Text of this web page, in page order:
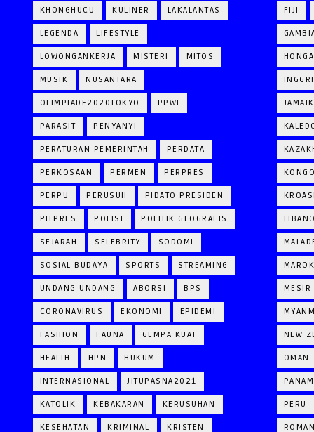
KHONGHUCU KULINER LAKALANTAS
LEGENDA LIFESTYLE
LOWONGANKERJA MISTERI MITOS
MUSIK NUSANTARA
OLIMPIADE2020TOKYO PPWI
PARASIT PENYANYI
PERATURAN PEMERINTAH PERDATA
PERKOSAAN PERMEN PERPRES
PERPU PERUSUH PIDATO PRESIDEN
PILPRES POLISI POLITIK GEOGRAFIS
SEJARAH SELEBRITY SODOMI
SOSIAL BUDAYA SPORTS STREAMING
UNDANG UNDANG ABORSI BPS
CORONAVIRUS EKONOMI EPIDEMI
FASHION FAUNA GEMPA KUAT
HEALTH HPN HUKUM
INTERNASIONAL JITUPASNA2021
KATOLIK KEBAKARAN KERUSUHAN
KESEHATAN KRIMINAL KRISTEN
FIJI
MESIR
NEW
OMAN
PERU